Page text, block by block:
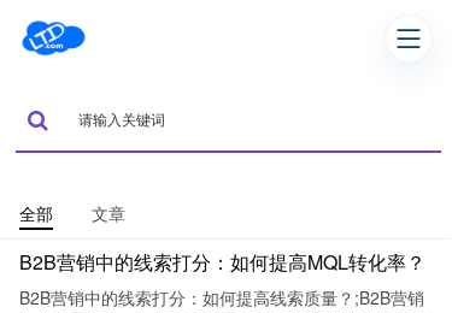
全部 文章
B2B营销中的线索打分：如何提高MQL转化率？
B2B营销中的线索打分：如何提高线索质量？;B2B营销